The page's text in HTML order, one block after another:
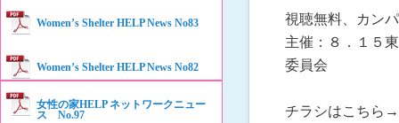
視聴無料、カン
主催：８．１５
委員会
チラシはこち
Women’s Shelter HELP News No83
Women’s Shelter HELP News No82
Women’s Shelter HELP News No81
女性の家HELP ネットワークニュー
ス No.97